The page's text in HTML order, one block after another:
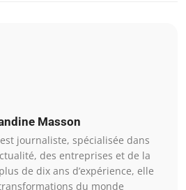
Masson
journaliste, spécialisée dans
des entreprises et de la
de dix ans d’expérience, elle
du monde